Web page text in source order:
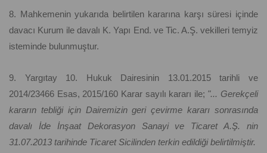
8. Mahkemenin yukarıda belirtilen kararına karşı süresi içinde
davacı Kurum ile davalı K. Yapı End. ve Tic. A.Ş. vekilleri temyiz
isteminde bulunmuştur.
9. Yargıtay 10. Hukuk Dairesinin 13.01.2015 tarihli ve
2014/23466 Esas, 2015/160 Karar sayılı kararı ile; "... Gerekçeli
kararın tebliği için Dairemizin geri çevirme kararı sonrasında
davalı İde İnşaat Dekorasyon Sanayi ve Ticaret A.Ş. nin
31.07.2013 tarihinde Ticaret Sicilinden terkin edildiği belirtilmiştir.